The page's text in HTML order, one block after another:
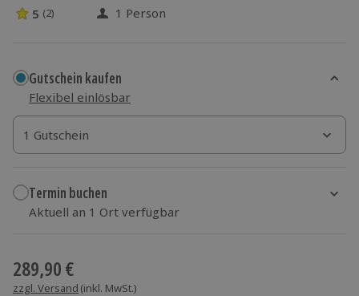
5 Sterne von 5 aus 2 Bewertungen
5 (2) 1 Person
Gutschein kaufen
Flexibel einlösbar
1 Gutschein
1 Gutschein
1 Gutschein
Termin buchen
Aktuell an 1 Ort verfügbar
289,90 €
zzgl. Versand (inkl. MwSt.)